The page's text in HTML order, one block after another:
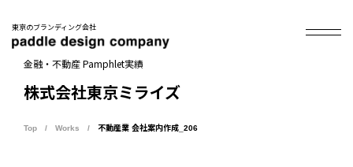
東京のブランディング会社
金融・不動産 Pamphlet実績
株式会社東京ミライズ
Top Works 不動産業 会社案内作成_206